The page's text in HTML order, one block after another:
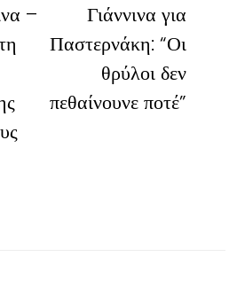
–
Γιάννινα για
Παστερνάκη: “Οι
θρύλοι δεν
πεθαίνουνε ποτέ”